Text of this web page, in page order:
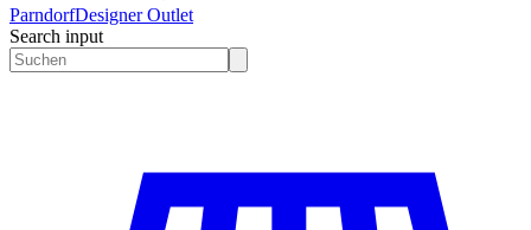
ParndorfDesigner Outlet
Search input